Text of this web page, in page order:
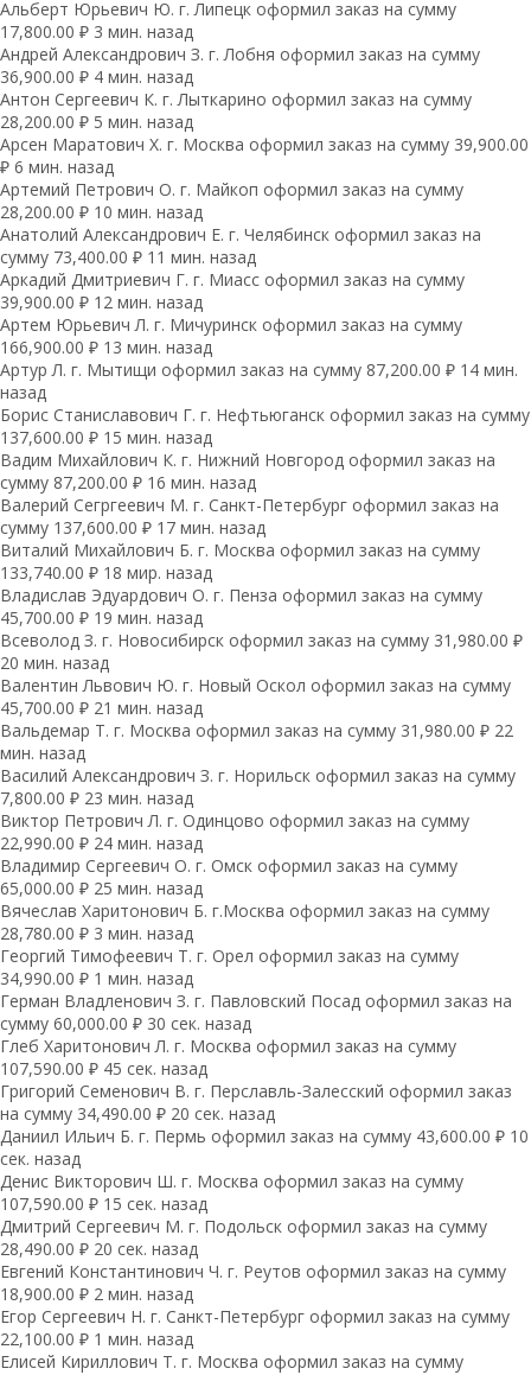
Альберт Юрьевич Ю. г. Липецк оформил заказ на сумму
17,800.00 ₽ 3 мин. назад
Андрей Александрович З. г. Лобня оформил заказ на сумму
36,900.00 ₽ 4 мин. назад
Антон Сергеевич К. г. Лыткарино оформил заказ на сумму
28,200.00 ₽ 5 мин. назад
Арсен Маратович Х. г. Москва оформил заказ на сумму 39,900.00
₽ 6 мин. назад
Артемий Петрович О. г. Майкоп оформил заказ на сумму
28,200.00 ₽ 10 мин. назад
Анатолий Александрович Е. г. Челябинск оформил заказ на
сумму 73,400.00 ₽ 11 мин. назад
Аркадий Дмитриевич Г. г. Миасс оформил заказ на сумму
39,900.00 ₽ 12 мин. назад
Артем Юрьевич Л. г. Мичуринск оформил заказ на сумму
166,900.00 ₽ 13 мин. назад
Артур Л. г. Мытищи оформил заказ на сумму 87,200.00 ₽ 14 мин.
назад
Борис Станиславович Г. г. Нефтьюганск оформил заказ на сумму
137,600.00 ₽ 15 мин. назад
Вадим Михайлович К. г. Нижний Новгород оформил заказ на
сумму 87,200.00 ₽ 16 мин. назад
Валерий Сегргеевич М. г. Санкт-Петербург оформил заказ на
сумму 137,600.00 ₽ 17 мин. назад
Виталий Михайлович Б. г. Москва оформил заказ на сумму
133,740.00 ₽ 18 мир. назад
Владислав Эдуардович О. г. Пенза оформил заказ на сумму
45,700.00 ₽ 19 мин. назад
Всеволод З. г. Новосибирск оформил заказ на сумму 31,980.00 ₽
20 мин. назад
Валентин Львович Ю. г. Новый Оскол оформил заказ на сумму
45,700.00 ₽ 21 мин. назад
Вальдемар Т. г. Москва оформил заказ на сумму 31,980.00 ₽ 22
мин. назад
Василий Александрович З. г. Норильск оформил заказ на сумму
7,800.00 ₽ 23 мин. назад
Виктор Петрович Л. г. Одинцово оформил заказ на сумму
22,990.00 ₽ 24 мин. назад
Владимир Сергеевич О. г. Омск оформил заказ на сумму
65,000.00 ₽ 25 мин. назад
Вячеслав Харитонович Б. г.Москва оформил заказ на сумму
28,780.00 ₽ 3 мин. назад
Георгий Тимофеевич Т. г. Орел оформил заказ на сумму
34,990.00 ₽ 1 мин. назад
Герман Владленович З. г. Павловский Посад оформил заказ на
сумму 60,000.00 ₽ 30 сек. назад
Глеб Харитонович Л. г. Москва оформил заказ на сумму
107,590.00 ₽ 45 сек. назад
Григорий Семенович В. г. Перславль-Залесский оформил заказ
на сумму 34,490.00 ₽ 20 сек. назад
Даниил Ильич Б. г. Пермь оформил заказ на сумму 43,600.00 ₽ 10
сек. назад
Денис Викторович Ш. г. Москва оформил заказ на сумму
107,590.00 ₽ 15 сек. назад
Дмитрий Сергеевич М. г. Подольск оформил заказ на сумму
28,490.00 ₽ 20 сек. назад
Евгений Константинович Ч. г. Реутов оформил заказ на сумму
18,900.00 ₽ 2 мин. назад
Егор Сергеевич Н. г. Санкт-Петербург оформил заказ на сумму
22,100.00 ₽ 1 мин. назад
Елисей Кириллович Т. г. Москва оформил заказ на сумму